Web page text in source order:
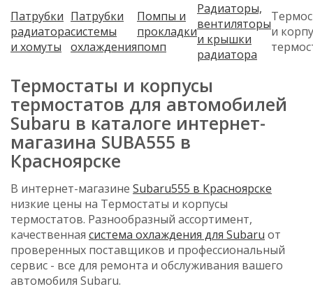
Патрубки
радиатора
и хомуты
Патрубки
системы
охлаждения
Помпы и
прокладки
помп
Радиаторы,
вентиляторы
и крышки
радиатора
и
Термостаты и корпусы
термостатов для автомобилей
Subaru в каталоге интернет-
магазина SUBA555 в
Красноярске
В интернет-магазине Subaru555 в Красноярске
низкие цены на Термостаты и корпусы
термостатов. Разнообразный ассортимент,
качественная система охлаждения для Subaru от
проверенных поставщиков и профессиональный
сервис - все для ремонта и обслуживания вашего
автомобиля Subaru.